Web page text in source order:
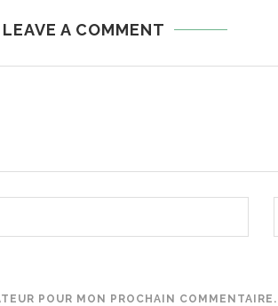
LEAVE A COMMENT
POUR MON PROCHAIN COMMENTAIRE.